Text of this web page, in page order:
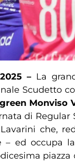
–La
Scudetto
Monviso
di
che,
– ed occupa
piazza